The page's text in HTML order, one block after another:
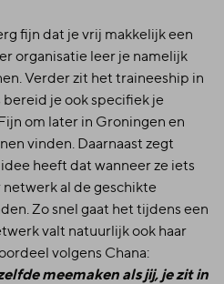
fijn dat je vrij makkelijk een
organisatie leer je namelijk
Verder zit het traineeship in
je ook specifiek je
om later in Groningen en
vinden. Daarnaast zegt
heeft dat wanneer ze iets
netwerk al de geschikte
Zo snel gaat het tijdens een
valt natuurlijk ook haar
volgens Chana:
meemaken als jij, je zit in